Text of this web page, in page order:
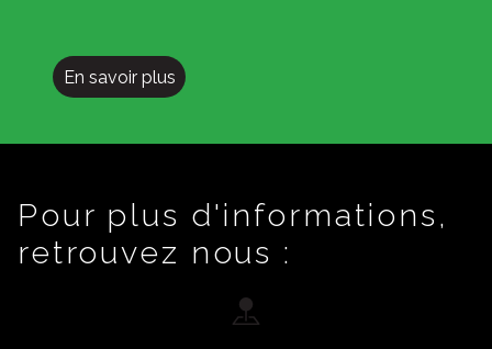
En savoir plus
Pour plus d'informations,
retrouvez nous :